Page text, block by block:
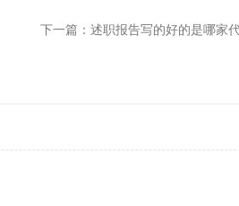
下一篇： 述职报告写的好的是哪家